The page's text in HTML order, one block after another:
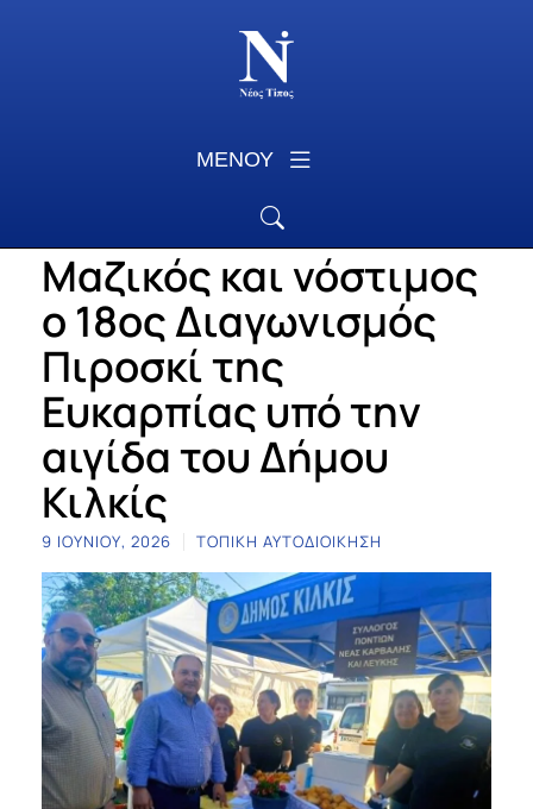
ΜΕΝΟΥ
Μαζικός και νόστιμος
ο 18ος Διαγωνισμός
Πιροσκί της
Ευκαρπίας υπό την
αιγίδα του Δήμου
Κιλκίς
9 ΙΟΥΝΊΟΥ, 2026 ΤΟΠΙΚΉ ΑΥΤΟΔΙΟΊΚΗΣΗ